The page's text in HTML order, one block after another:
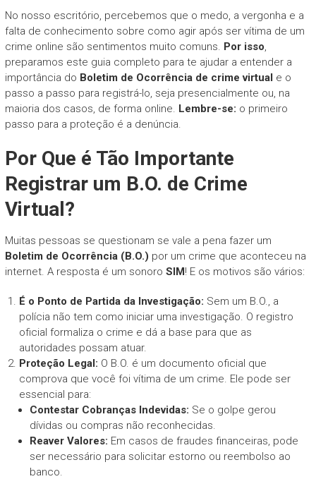
No nosso escritório, percebemos que o medo, a vergonha e a
falta de conhecimento sobre como agir após ser vítima de um
crime online são sentimentos muito comuns. Por isso,
preparamos este guia completo para te ajudar a entender a
importância do Boletim de Ocorrência de crime virtual e o
passo a passo para registrá-lo, seja presencialmente ou, na
maioria dos casos, de forma online. Lembre-se: o primeiro
passo para a proteção é a denúncia.
Por Que é Tão Importante
Registrar um B.O. de Crime
Virtual?
Muitas pessoas se questionam se vale a pena fazer um
Boletim de Ocorrência (B.O.) por um crime que aconteceu na
internet. A resposta é um sonoro SIM! E os motivos são vários:
É o Ponto de Partida da Investigação: Sem um B.O., a
polícia não tem como iniciar uma investigação. O registro
oficial formaliza o crime e dá a base para que as
autoridades possam atuar.
Proteção Legal: O B.O. é um documento oficial que
comprova que você foi vítima de um crime. Ele pode ser
essencial para:
Contestar Cobranças Indevidas: Se o golpe gerou
dívidas ou compras não reconhecidas.
Reaver Valores: Em casos de fraudes financeiras, pode
ser necessário para solicitar estorno ou reembolso ao
banco.